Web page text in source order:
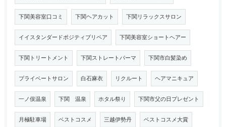
下関美容室口コミ 下関ヘアカット 下関リラックスサロン
イイスタンダードポジティブリペア 下関美容室ショートヘアー
下関トリートメント 下関ストレートパーマ 下関市白髪染め
プライベートサロン 白石麻衣 リクルート ヘアマニキュア
一ノ俣温泉 下関 温泉 ホタル祭り 下関市父の日プレゼント
月極駐車場 ベストコスメ 三越伊勢丹 ベストコスメ大賞